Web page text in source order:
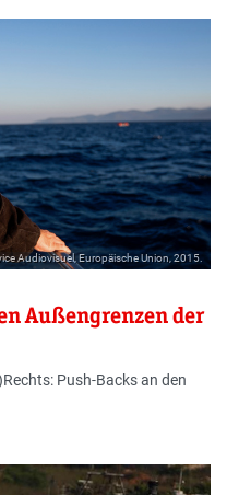
Audiovisuel, Europäische Union, 2015.
Außengrenzen der
Push-Backs an den